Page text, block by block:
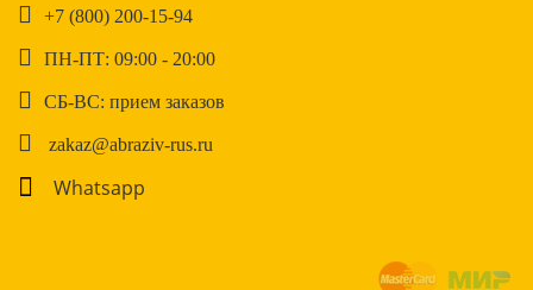
+7 (800) 200-15-94
ПН-ПТ: 09:00 - 20:00
СБ-ВС: прием заказов
zakaz@abraziv-rus.ru
Whatsapp